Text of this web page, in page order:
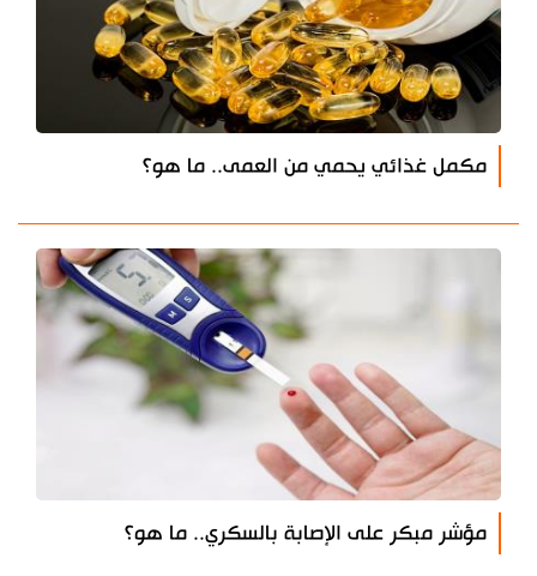
مكمل غذائي يحمي من العمى.. ما هو؟
مؤشر مبكر على الإصابة بالسكري.. ما هو؟